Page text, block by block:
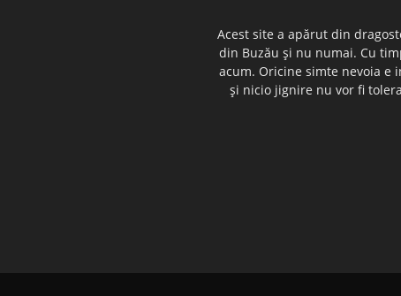
Acest site a apărut din
din Buzău şi nu numai. Cu
acum. Oricine simte nevoia e
şi nicio jignire nu vor fi